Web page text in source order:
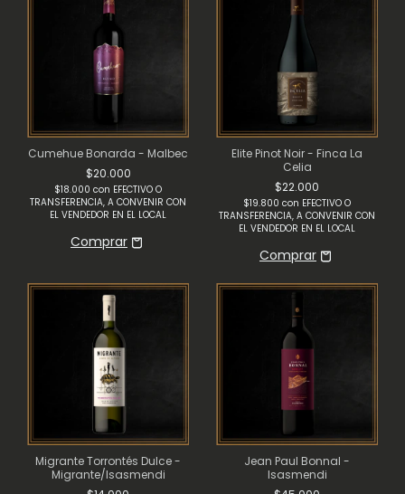
Cumehue Bonarda - Malbec
$20.000
$18.000 con EFECTIVO O
TRANSFERENCIA, A CONVENIR CON
EL VENDEDOR EN EL LOCAL
Elite Pinot Noir - Finca La
Celia
$22.000
$19.800 con EFECTIVO O
TRANSFERENCIA, A CONVENIR CON
EL VENDEDOR EN EL LOCAL
Migrante Torrontés Dulce -
Migrante/Isasmendi
Jean Paul Bonnal -
Isasmendi